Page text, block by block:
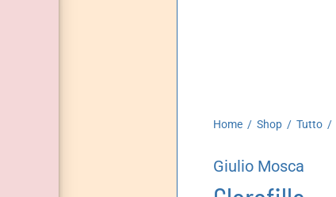
Home / Shop / Tutto /
Giulio Mosca